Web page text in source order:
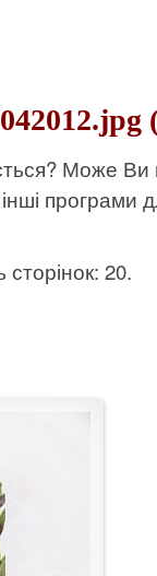
Може
програми
сторінок: 20.